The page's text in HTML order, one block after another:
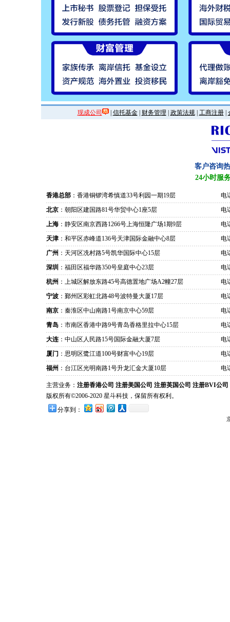
现成公司 | 信托基金| 财务管理 政策法规| 工商注册|
客户咨询
24小时服
香港总部 ：香港铜锣湾希慎道33号利园一期19层
电
北京 ：朝阳区建国路81号华贸中心1座5层
电
上海 ：静安区南京西路1266号上海恒隆广场1期9层
电
天津 ：和平区赤峰道136号天津国际金融中心8层
电
广州 ：天河区冼村路5号凯华国际中心15层
电
深圳 ：福田区福华路350号皇庭中心23层
电
杭州 ：上城区解放东路45号高德置地广场A2幢27层
电
宁波 ：鄞州区彩虹北路48号波特曼大厦17层
电
南京 ：秦淮区中山南路1号南京中心59层
电
青岛 ：市南区香港中路9号青岛香格里拉中心15层
电
大连 ：中山区人民路15号国际金融大厦7层
电
厦门 ：思明区鹭江道100号财富中心19层
电
福州 ：台江区光明南路1号升龙汇金大厦10层 电
主营业务： 注册香港公司 注册美国公司 注册英国公司 注册BVI公司
版权所有©2006-2020 星斗科技，保留所有权利。
分享到：